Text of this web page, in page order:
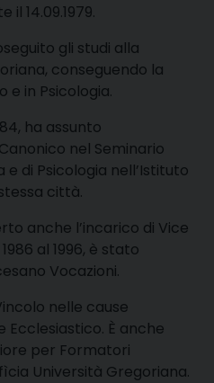
14.09.1979.
gli studi alla
conseguendo la
e in Psicologia.
ha assunto
nel Seminario
e di Psicologia nell’Istituto
città.
anche l’incarico di Vice
al 1996, è stato
Vocazioni.
nelle cause
Ecclesiastico. È anche
per Formatori
Università Gregoriana.